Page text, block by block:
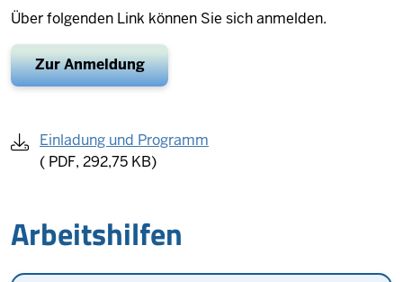
Über folgenden Link können Sie sich anmelden.
Zur Anmeldung
Einladung und Programm
( PDF, 292,75 KB)
Arbeitshilfen